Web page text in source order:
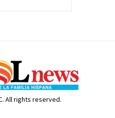
All rights reserved.